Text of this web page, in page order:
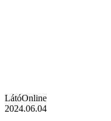
LátóOnline
2024.06.04